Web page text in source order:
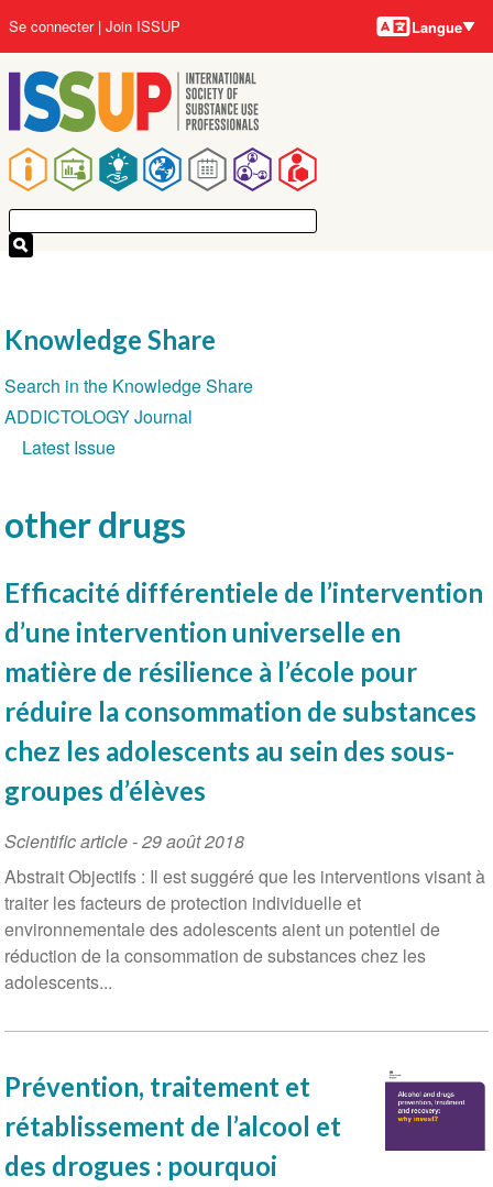
au
contenu
principal
Main
navigation
User
account
menu
Se connecter Join ISSUP Langues
Langue
other drugs
Efficacité différentiele de l’intervention
d’une intervention universelle en
matière de résilience à l’école pour
réduire la consommation de substances
chez les adolescents au sein des sous-
groupes d’élèves
Scientific article-29 août 2018
Abstrait Objectifs : Il est suggéré que les interventions visant à
traiter les facteurs de protection individuelle et
environnementale des adolescents aient un potentiel de
réduction de la consommation de substances chez les
adolescents...
Prévention, traitement et
rétablissement de l’alcool et
des drogues : pourquoi
Knowledge Share
Section
navigation
Search in the Knowledge Share
ADDICTOLOGY Journal
Latest Issue